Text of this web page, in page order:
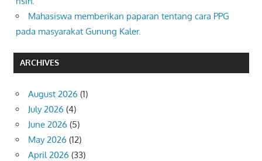
Mahasiswa memberikan paparan tentang cara PPG
pada masyarakat Gunung Kaler.
ARCHIVES
August 2026 (1)
July 2026 (4)
June 2026 (5)
May 2026 (12)
April 2026 (33)